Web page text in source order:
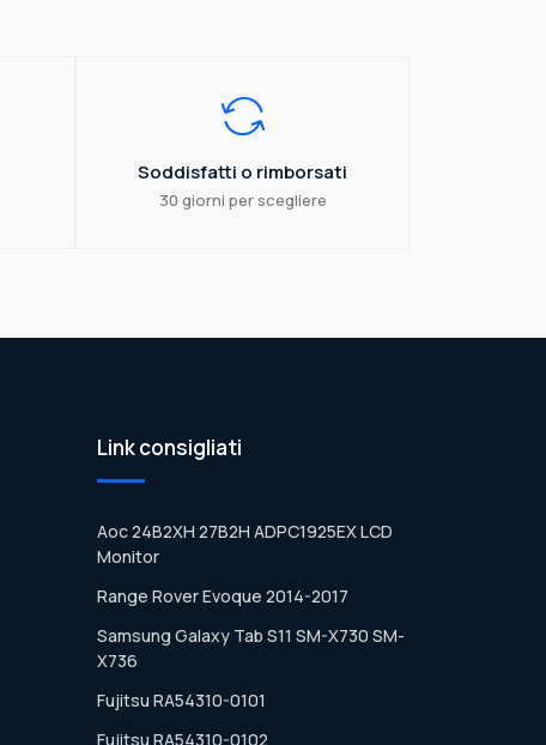
Soddisfatti o rimborsati
30 giorni per scegliere
Link consigliati
Aoc 24B2XH 27B2H ADPC1925EX LCD
Monitor
Range Rover Evoque 2014-2017
Samsung Galaxy Tab S11 SM-X730 SM-
X736
Fujitsu RA54310-0101
Fujitsu RA54310-0102